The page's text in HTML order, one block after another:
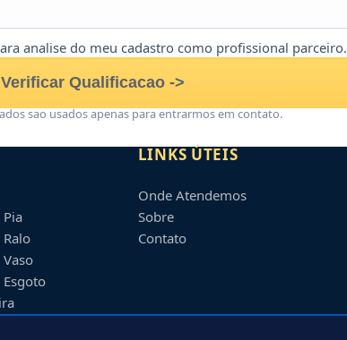
analise do meu cadastro como profissional parceiro.
Verificar Qualificacao ->
sao usados apenas para entrarmos em contato.
LINKS ÚTEIS
Onde Atendemos
Sobre
Contato